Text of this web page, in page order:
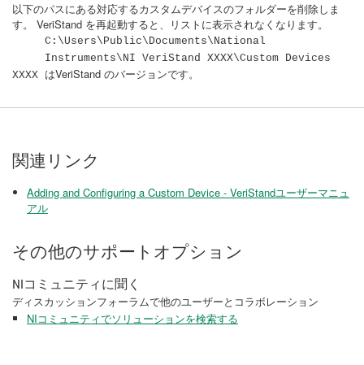
以下のパスにある対応するカスタムデバイスのフォルダーを削除しま
す。 VeriStand を再起動すると、リストに表示されなくなります。
C:\Users\Public\Documents\National
Instruments\NI VeriStand XXXX\Custom Devices
XXXX はVeriStand のバージョンです。
関連リンク
Adding and Configuring a Custom Device - VeriStandユーザーマニュ
アル
その他のサポートオプション
NIコミュニティに聞く
ディスカッションフォーラムで他のユーザーとコラボレーション
NIコミュニティでソリューションを検索する